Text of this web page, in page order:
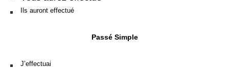
Ils auront effectué
Passé Simple
J’effectuai